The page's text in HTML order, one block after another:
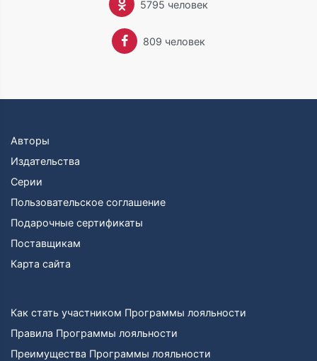
5795 человек
809 человек
Авторы
Издательства
Серии
Пользовательское соглашение
Подарочные сертификаты
Поставщикам
Карта сайта
Как стать участником Программы лояльности
Правила Программы лояльности
Преимущества Программы лояльности